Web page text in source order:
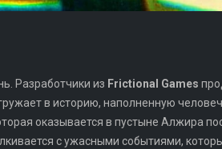
Разработчики из Frictional Games
в историю, наполненную
оказывается в пустыне Алжира
с ужасными событиями,